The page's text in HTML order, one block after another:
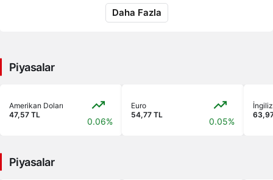
Daha Fazla
UEFA Şampiyonlar Ligi grup
Galatasaray yönetimi yeni
Piyasalar
Amerikan Doları
47,57 TL
0.06%
Euro
54,77 TL
0.05%
Piyasalar